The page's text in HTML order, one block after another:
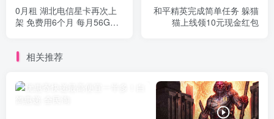
0月租 湖北电信星卡再次上
架 免费用6个月 每月56G流
和平精英完成简单任务 躲猫
猫上线领10元现金红包
相关推荐